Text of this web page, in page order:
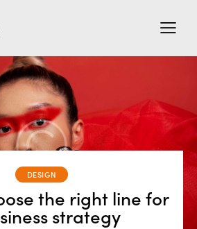
DESIGN
the right line for
strategy